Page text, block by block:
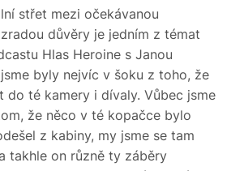
střet mezi očekávanou
důvěry je jedním z témat
Hlas Heroine s Janou
byly nejvíc v šoku z toho, že
do té kamery i dívaly. Vůbec jsme
že něco v té kopačce bylo
z kabiny, my jsme se tam
takhle on různě ty záběry